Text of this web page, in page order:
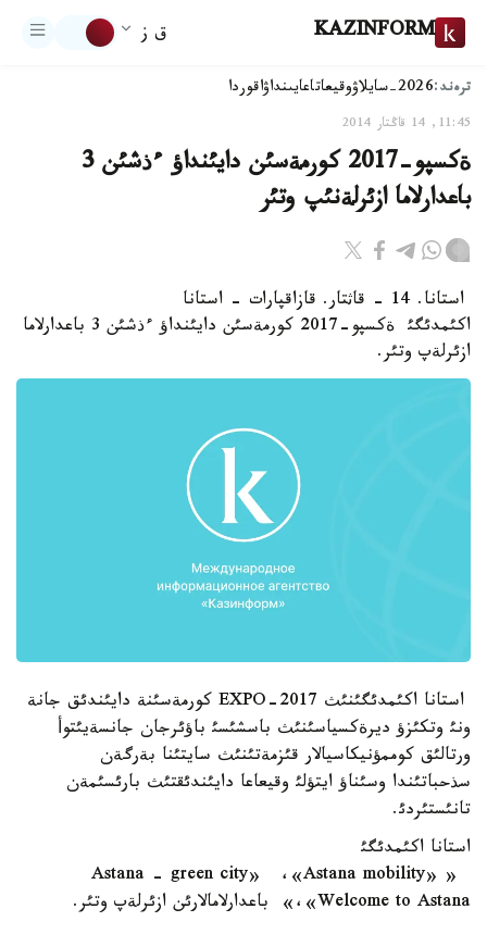
KAZINFORM ق ز
ترەند:2026-سايلاۋ وقيعاتاعايىنداۋاقوردا
11:45, 14 قاڭتار 2014
ةكسپو-2017 كورمةسئن دايئنداؤ ءذشئن 3
باعدارلاما ازئرلةنئپ وتئر
استانا. 14 - قاثتار. قازاقپارات - استانا
اكئمدئگئ ةكسپو-2017 كورمةسئن دايئنداؤ ءذشئن 3 باعدارلاما
ازئرلةپ وتئر.
استانا اكئمدئگئنئث EXPO-2017 كورمةسئنة دايئندئق جانة
ونئ وتكئزؤ ديرةكسياسئنئث باسشئسئ باؤئرجان جانسةيئتوأ
ورتالئق كوممؤنيكاسيالار قئزمةتئنئث سايتئنا بةرگةن
سذحباتئندا وسئناؤ ايتؤلئ وقيعاعا دايئندئقتئث بارئسئمةن
تانئستئردئ.
استانا اكئمدئگئ
«Astana - green city» ،«Astana mobility»
،«Welcome to Astana» باعدارلامالارئن ازئرلةپ وتئر.